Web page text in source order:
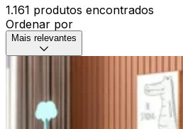
1.161 produtos encontrados
Ordenar por
Mais relevantes